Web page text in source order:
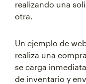
realizando una
otra.
Un ejemplo de
realiza una
se carga
de inventario y